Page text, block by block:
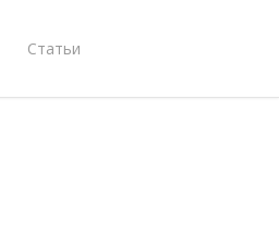
Статьи